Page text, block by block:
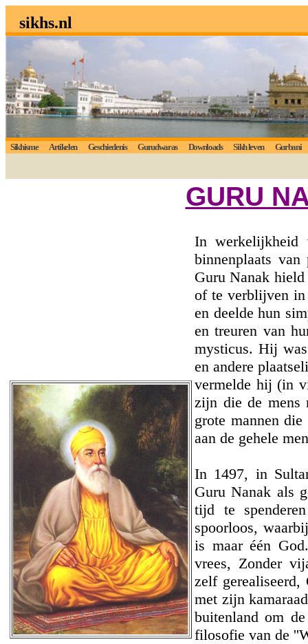
sikhs.nl
Sikhisme Artikelen Geschiedenis Gurudwaras Downloads Sikh leven Gurbani
GURU
In werkelijkheid
binnenplaats
Guru Nanak hield
of te verblijven in
en deelde hun
en treuren van
mysticus. Hij
en andere
vermelde hij (in
zijn die de mens
grote mannen
aan de gehele
In 1497, in
Guru Nanak als
tijd te
spoorloos,
is maar één
vrees, Zonder
zelf gerealiseerd,
met zijn
buitenland om
filosofie van de